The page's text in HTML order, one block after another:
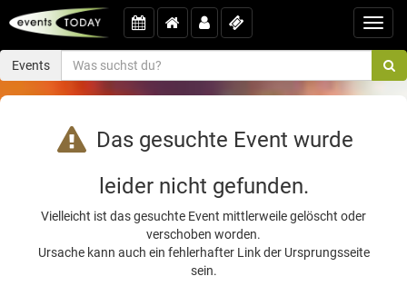
Events
Das gesuchte Event wurde
leider nicht gefunden.
Vielleicht ist das gesuchte Event mittlerweile gelöscht oder
verschoben worden.
Ursache kann auch ein fehlerhafter Link der Ursprungsseite
sein.